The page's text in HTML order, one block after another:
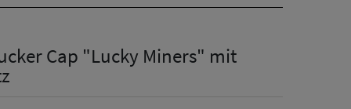
Cap "Lucky Miners" mit